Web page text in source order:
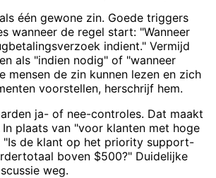
één gewone zin. Goede triggers
wanneer de regel start: "Wanneer
indient." Vermijd
als "indien nodig" of "wanneer
mensen de zin kunnen lezen en zich
voorstellen, herschrijf hem.
ja- of nee-controles. Dat maakt
plaats van "voor klanten met hoge
"Is de klant op het priority support-
boven $500?" Duidelijke
weg.